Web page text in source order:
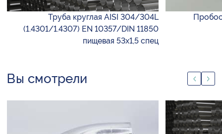
Труба круглая AISI 304/304L
(1.4301/1.4307) EN 10357/DIN 11850
пищевая 53х1,5 спец
Вы смотрели